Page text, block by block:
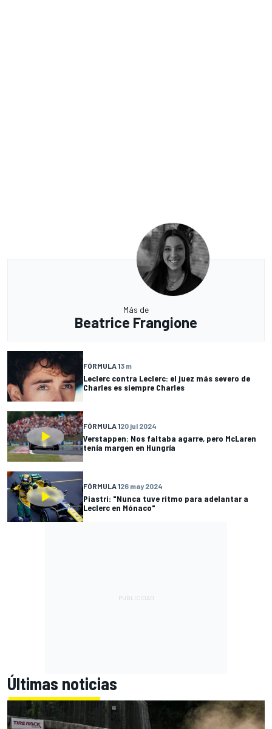
Más de
Beatrice Frangione
FÓRMULA 13 m
Leclerc contra Leclerc: el juez más severo de
Charles es siempre Charles
FÓRMULA 120 jul 2024
Verstappen: Nos faltaba agarre, pero McLaren
tenía margen en Hungría
FÓRMULA 126 may 2024
Piastri: "Nunca tuve ritmo para adelantar a
Leclerc en Mónaco"
Últimas noticias